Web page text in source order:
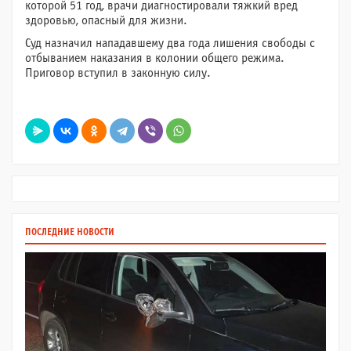
которой 51 год, врачи диагностировали тяжкий вред
здоровью, опасный для жизни.
Суд назначил нападавшему два года лишения свободы с
отбыванием наказания в колонии общего режима.
Приговор вступил в законную силу.
ПОСЛЕДНИЕ НОВОСТИ